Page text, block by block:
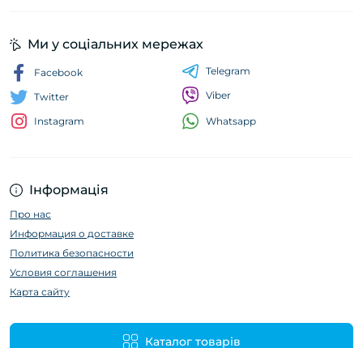
Інформація
Про нас
Информация о доставке
Политика безопасности
Условия соглашения
Карта сайту
Каталог товарів
Ми у соціальних мережах
Facebook
Twitter
Instagram
Telegram
Viber
Whatsapp